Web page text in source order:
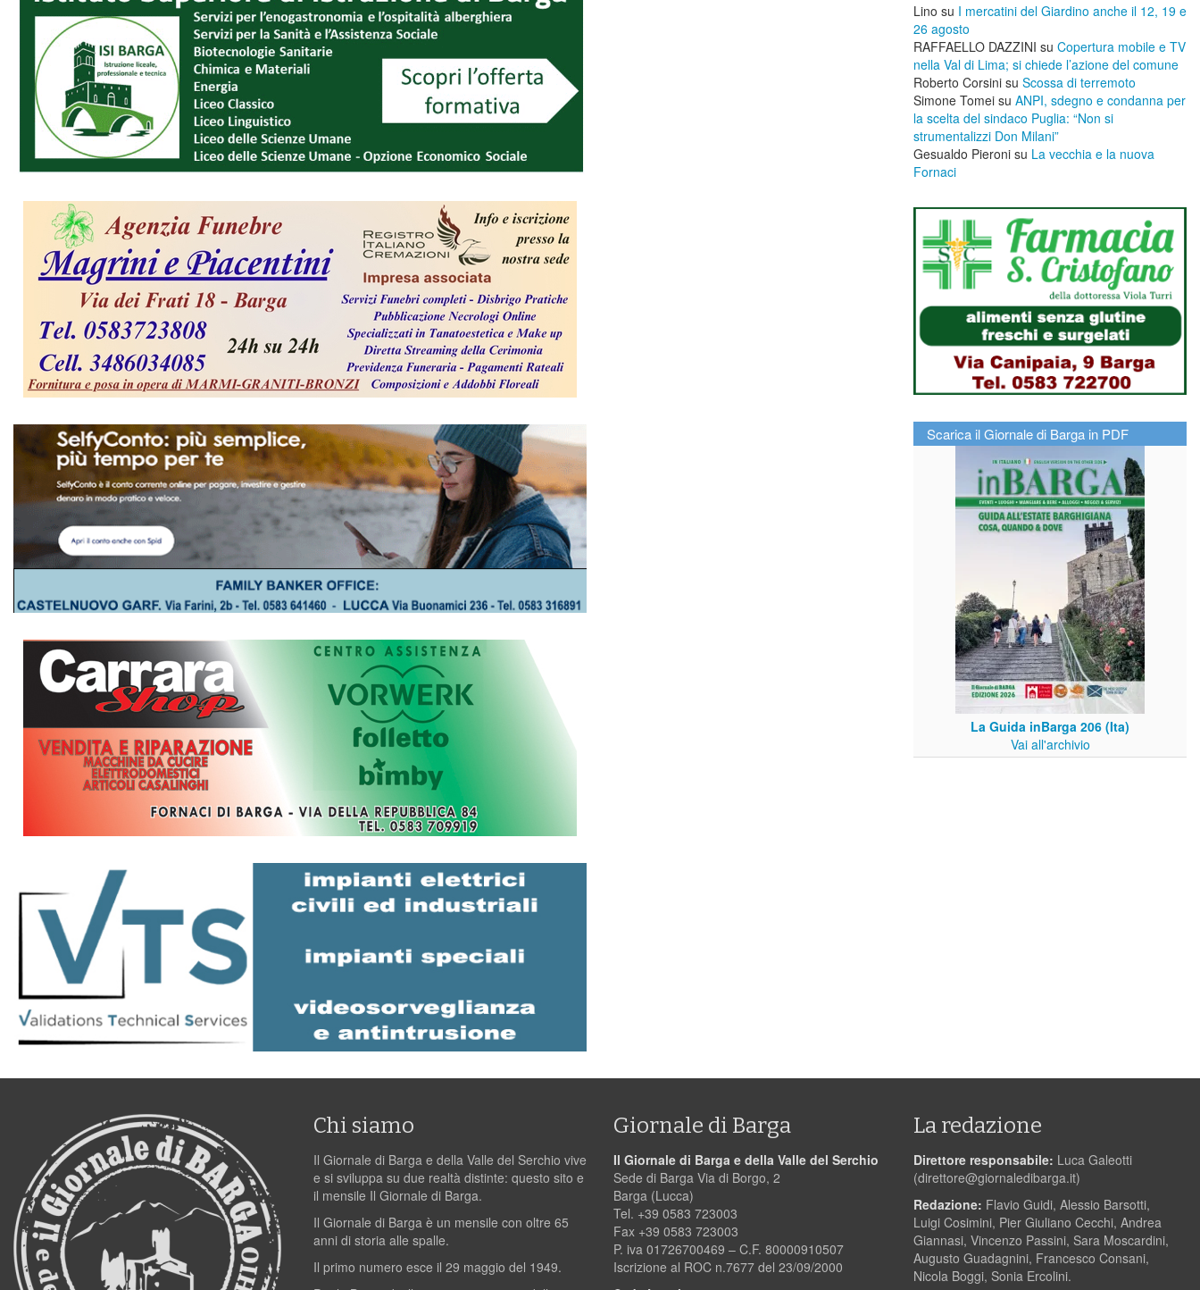
Lino su I mercatini del Giardino anche il 12, 19 e
26 agosto
RAFFAELLO DAZZINI su ​Copertura mobile e TV
nella Val di Lima; si chiede l’azione del comune
Roberto Corsini su Scossa di terremoto
Simone Tomei su ANPI, sdegno e condanna per
la scelta del sindaco Puglia: “Non si
strumentalizzi Don Milani”
Gesualdo Pieroni su La vecchia e la nuova
Fornaci
Scarica il Giornale di Barga in PDF
La Guida inBarga 206 (Ita)
Vai all'archivio
Chi siamo
Il Giornale di Barga e della Valle del Serchio vive
e si sviluppa su due realtà distinte: questo sito e
il mensile Il Giornale di Barga.
Il Giornale di Barga è un mensile con oltre 65
anni di storia alle spalle.
Il primo numero esce il 29 maggio del 1949.
Giornale di Barga
Il Giornale di Barga e della Valle del Serchio
Sede di Barga Via di Borgo, 2
Barga (Lucca)
Tel. +39 0583 723003
Fax +39 0583 723003
P. iva 01726700469 – C.F. 80000910507
Iscrizione al ROC n.7677 del 23/09/2000
La redazione
Direttore responsabile: Luca Galeotti
(direttore@giornaledibarga.it)
Redazione: Flavio Guidi, Alessio Barsotti,
Luigi Cosimini, Pier Giuliano Cecchi, Andrea
Giannasi, Vincenzo Passini, Sara Moscardini,
Augusto Guadagnini, Francesco Consani,
Nicola Boggi, Sonia Ercolini.